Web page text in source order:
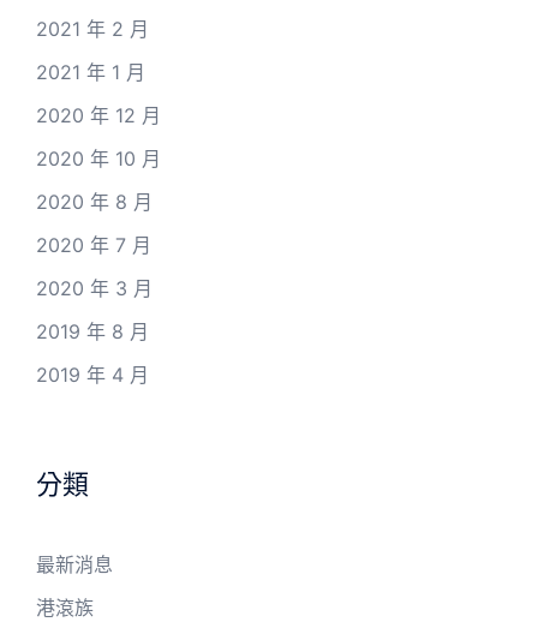
2021 年 2 月
2021 年 1 月
2020 年 12 月
2020 年 10 月
2020 年 8 月
2020 年 7 月
2020 年 3 月
2019 年 8 月
2019 年 4 月
分類
最新消息
港滾族